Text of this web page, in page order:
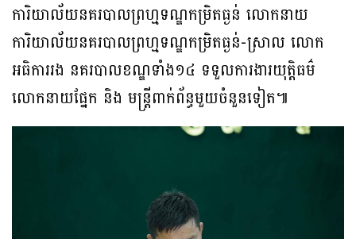
ការិយាល័យនគរបាលព្រហ្មទណ្ឌកម្រិតធ្ងន់ លោកនាយ
ការិយាល័យនគរបាលព្រហ្មទណ្ឌកម្រិតធ្ងន់-ស្រាល លោក
អធិការរង នគរបាលខណ្ឌទាំង១៤ ទទួលការងារយុត្តិធម៌
លោកនាយផ្នែក និង មន្ត្រីពាក់ព័ន្ធមួយចំនួនទៀត៕